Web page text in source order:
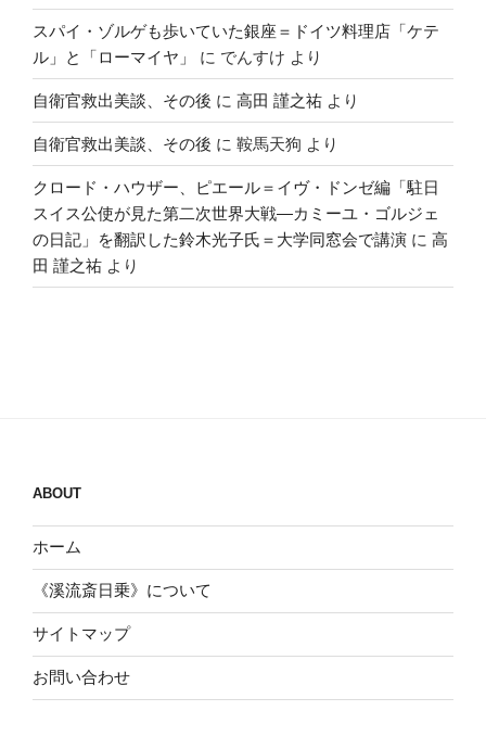
スパイ・ゾルゲも歩いていた銀座＝ドイツ料理店「ケテ
ル」と「ローマイヤ」
に でんすけ より
自衛官救出美談、その後 に 高田 謹之祐 より
自衛官救出美談、その後 に 鞍馬天狗 より
クロード・ハウザー、ピエール＝イヴ・ドンゼ編「駐日
スイス公使が見た第二次世界大戦―カミーユ・ゴルジェ
の日記」を翻訳した鈴木光子氏＝大学同窓会で講演 に 高
田 謹之祐 より
ABOUT
ホーム
《溪流斎日乗》について
サイトマップ
お問い合わせ